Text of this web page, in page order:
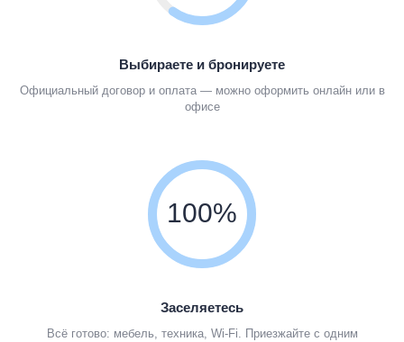
Выбираете и бронируете
Официальный договор и оплата — можно оформить онлайн или в
офисе
100%
Заселяетесь
Всё готово: мебель, техника, Wi-Fi. Приезжайте с одним